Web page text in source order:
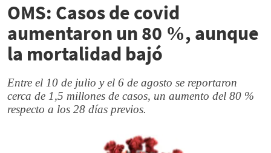
OMS: Casos de covid
aumentaron un 80 %, aunque
la mortalidad bajó
Entre el 10 de julio y el 6 de agosto se reportaron
cerca de 1,5 millones de casos, un aumento del 80 %
respecto a los 28 días previos.